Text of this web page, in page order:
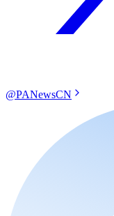
@PANewsCN